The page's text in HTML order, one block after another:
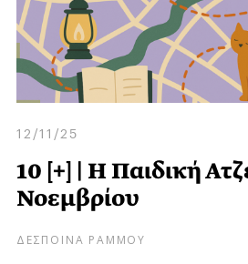
12/11/25
10 [+] | Η Παιδική
Νοεμβρίου
ΔΕΣΠΟΙΝΑ ΡΑΜΜΟΥ